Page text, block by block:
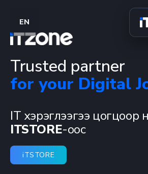
EN
Trusted partner
for your Digital
IT хэрэглээгээ цогцоор
ITSTORE-оос
iTSTORE